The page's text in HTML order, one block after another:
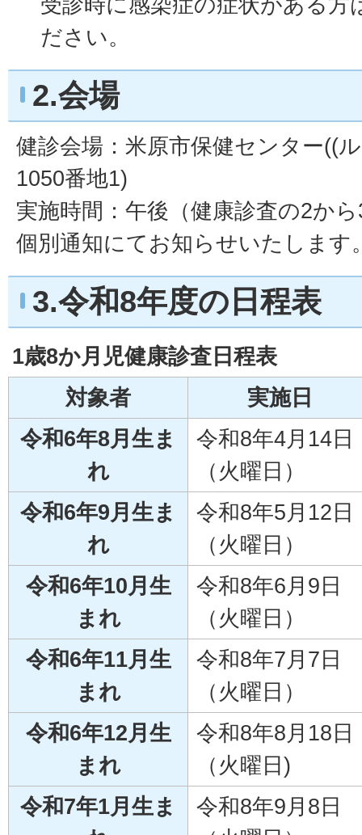
ださい。
2.会場
健診会場：米原市保健センター((
1050番地1)
実施時間：午後（健康診査の2か
個別通知にてお知らせいたします
3.令和8年度の日程表
1歳8か月児健康診査日程表
対象者
実施日
令和6年8月生ま
れ
令和8年4月14日
（火曜日）
令和6年9月生ま
れ
令和8年5月12日
（火曜日）
令和6年10月生
まれ
令和8年6月9日
（火曜日）
令和6年11月生
まれ
令和8年7月7日
（火曜日）
令和6年12月生
まれ
令和8年8月18日
（火曜日)
令和7年1月生ま
令和8年9月8日